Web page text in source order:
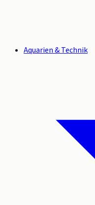
Aquarien & Technik